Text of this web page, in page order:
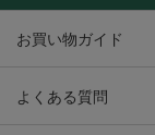
お買い物ガイド
よくある質問